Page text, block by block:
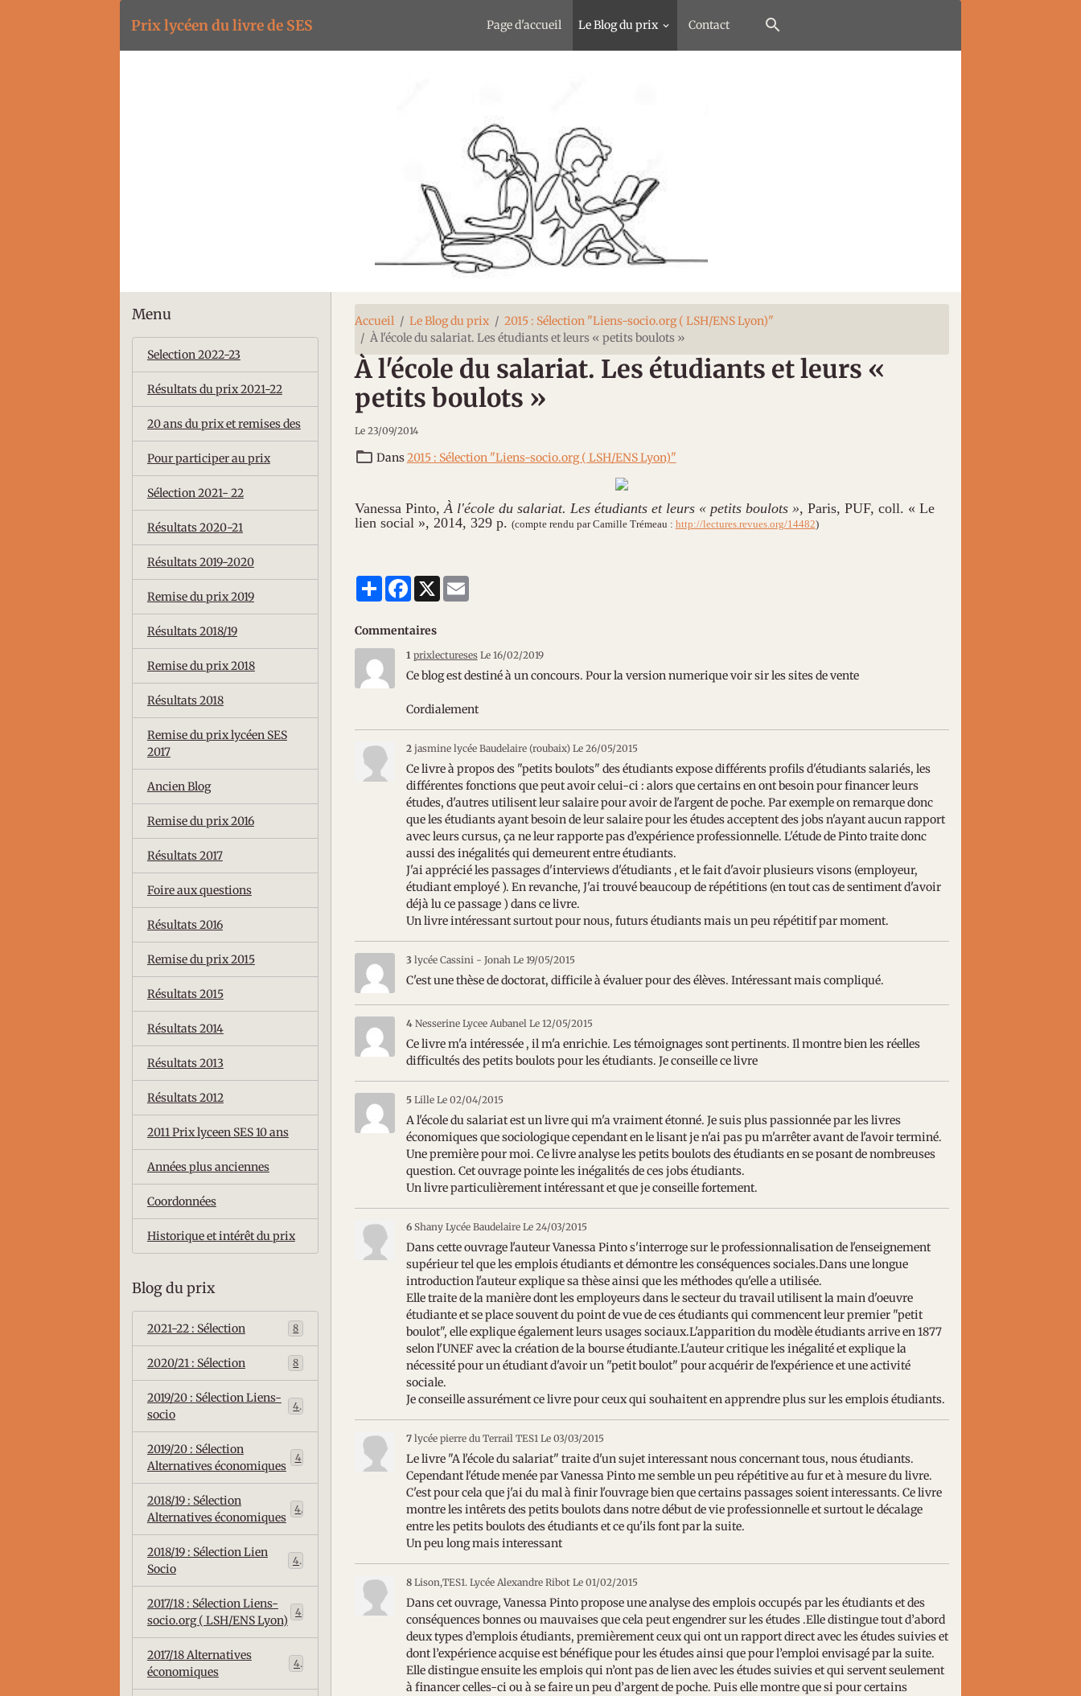
Prix lycéen du livre de SES Page d'accueil Le Blog du prix Contact
Accueil Le Blog du prix
2015 : Sélection "Liens-socio.org ( LSH/ENS Lyon)"
À l'école du salariat. Les étudiants et leurs « petits boulots »
À l'école du salariat. Les étudiants et leurs «
petits boulots »
Le 23/09/2014
Dans2015 : Sélection "Liens-socio.org ( LSH/ENS Lyon)"
Vanessa Pinto, À l'école du salariat. Les étudiants et leurs « petits boulots », Paris, PUF, coll. « Le
lien social », 2014, 329 p. (compte rendu par Camille Trémeau : http://lectures.revues.org/14482)
PartagerFacebook
X Email
Commentaires
1 prixlectureses Le 16/02/2019
Ce blog est destiné à un concours. Pour la version numerique voir sir les sites de vente
Cordialement
2 jasmine lycée Baudelaire (roubaix) Le 26/05/2015
Ce livre à propos des "petits boulots" des étudiants expose différents profils d'étudiants salariés, les
différentes fonctions que peut avoir celui-ci : alors que certains en ont besoin pour financer leurs
études, d'autres utilisent leur salaire pour avoir de l'argent de poche. Par exemple on remarque donc
que les étudiants ayant besoin de leur salaire pour les études acceptent des jobs n'ayant aucun rapport
avec leurs cursus, ça ne leur rapporte pas d’expérience professionnelle. L'étude de Pinto traite donc
aussi des inégalités qui demeurent entre étudiants.
J'ai apprécié les passages d'interviews d'étudiants , et le fait d'avoir plusieurs visons (employeur,
étudiant employé ). En revanche, J'ai trouvé beaucoup de répétitions (en tout cas de sentiment d'avoir
déjà lu ce passage ) dans ce livre.
Un livre intéressant surtout pour nous, futurs étudiants mais un peu répétitif par moment.
3 lycée Cassini - Jonah Le 19/05/2015
C'est une thèse de doctorat, difficile à évaluer pour des élèves. Intéressant mais compliqué.
4 Nesserine Lycee Aubanel Le 12/05/2015
Ce livre m'a intéressée , il m'a enrichie. Les témoignages sont pertinents. Il montre bien les réelles
difficultés des petits boulots pour les étudiants. Je conseille ce livre
5 Lille Le 02/04/2015
A l'école du salariat est un livre qui m'a vraiment étonné. Je suis plus passionnée par les livres
économiques que sociologique cependant en le lisant je n'ai pas pu m'arrêter avant de l'avoir terminé.
Une première pour moi. Ce livre analyse les petits boulots des étudiants en se posant de nombreuses
question. Cet ouvrage pointe les inégalités de ces jobs étudiants.
Un livre particulièrement intéressant et que je conseille fortement.
6 Shany Lycée Baudelaire Le 24/03/2015
Dans cette ouvrage l'auteur Vanessa Pinto s'interroge sur le professionnalisation de l'enseignement
supérieur tel que les emplois étudiants et démontre les conséquences sociales.Dans une longue
introduction l'auteur explique sa thèse ainsi que les méthodes qu'elle a utilisée.
Elle traite de la manière dont les employeurs dans le secteur du travail utilisent la main d'oeuvre
étudiante et se place souvent du point de vue de ces étudiants qui commencent leur premier "petit
boulot", elle explique également leurs usages sociaux.L'apparition du modèle étudiants arrive en 1877
selon l'UNEF avec la création de la bourse étudiante.L'auteur critique les inégalité et explique la
nécessité pour un étudiant d'avoir un "petit boulot" pour acquérir de l'expérience et une activité
sociale.
Je conseille assurément ce livre pour ceux qui souhaitent en apprendre plus sur les emplois étudiants.
7 lycée pierre du Terrail TES1 Le 03/03/2015
Le livre "A l'école du salariat" traite d'un sujet interessant nous concernant tous, nous étudiants.
Cependant l'étude menée par Vanessa Pinto me semble un peu répétitive au fur et à mesure du livre.
C'est pour cela que j'ai du mal à finir l'ouvrage bien que certains passages soient interessants. Ce livre
montre les intêrets des petits boulots dans notre début de vie professionnelle et surtout le décalage
entre les petits boulots des étudiants et ce qu'ils font par la suite.
Un peu long mais interessant
8 Lison,TES1. Lycée Alexandre Ribot Le 01/02/2015
Dans cet ouvrage, Vanessa Pinto propose une analyse des emplois occupés par les étudiants et des
conséquences bonnes ou mauvaises que cela peut engendrer sur les études .Elle distingue tout d’abord
deux types d’emplois étudiants, premièrement ceux qui ont un rapport direct avec les études suivies et
dont l’expérience acquise est bénéfique pour les études ainsi que pour l’emploi envisagé par la suite.
Elle distingue ensuite les emplois qui n’ont pas de lien avec les études suivies et qui servent seulement
à financer celles-ci ou à se faire un peu d’argent de poche. Puis elle montre que si pour certains
Menu
Selection 2022-23
Résultats du prix 2021-22
20 ans du prix et remises des
Pour participer au prix
Sélection 2021- 22
Résultats 2020-21
Résultats 2019-2020
Remise du prix 2019
Résultats 2018/19
Remise du prix 2018
Résultats 2018
Remise du prix lycéen SES
2017
Ancien Blog
Remise du prix 2016
Résultats 2017
Foire aux questions
Résultats 2016
Remise du prix 2015
Résultats 2015
Résultats 2014
Résultats 2013
Résultats 2012
2011 Prix lyceen SES 10 ans
Années plus anciennes
Coordonnées
Historique et intérêt du prix
Blog du prix
2021-22 : Sélection 8
2020/21 : Sélection 8
2019/20 : Sélection Liens-
socio
4
2019/20 : Sélection
Alternatives économiques
4
2018/19 : Sélection
Alternatives économiques
4
2018/19 : Sélection Lien
Socio
4
2017/18 : Sélection Liens-
socio.org ( LSH/ENS Lyon)
2017/18 Alternatives
économiques
4